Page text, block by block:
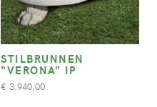
STILBRUNNEN
“VERONA” IP
€ 3.940,00